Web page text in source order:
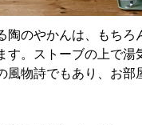
陶のやかんは、もちろ
す。ストーブの上で湯
風物詩でもあり、お部